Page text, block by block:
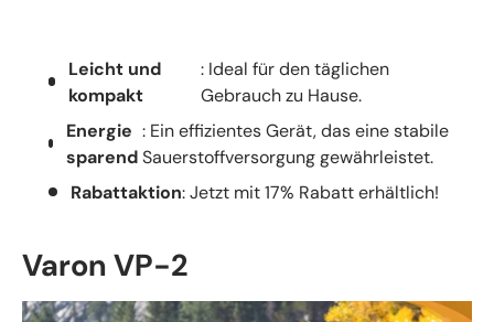
Leicht und
kompakt
: Ideal für den täglichen
Gebrauch zu Hause.
Energie
sparend
: Ein effizientes Gerät, das eine stabile
Sauerstoffversorgung gewährleistet.
Rabattaktion: Jetzt mit 17% Rabatt erhältlich!
Varon VP-2